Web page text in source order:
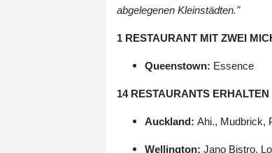
abgelegenen Kleinstädten."
1 RESTAURANT MIT ZWEI
Queenstown: Essence
14 RESTAURANTS
Auckland: Ahi., Mudbrick,
Wellington: Jano Bistro,